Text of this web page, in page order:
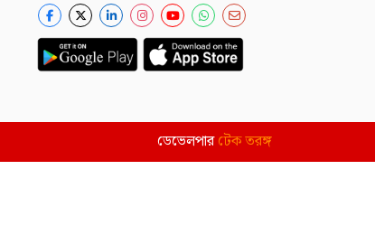
ডেভেলপারটেক তরঙ্গ